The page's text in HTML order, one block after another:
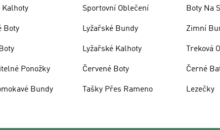
Kalhoty
Boty
Ponožky
Bundy
Sportovní Oblečení
Lyžařské Bundy
Lyžařské Kalhoty
Červené Boty
Tašky Přes Rameno
Boty Na
Zimní
Treková
Černé
Lezečky